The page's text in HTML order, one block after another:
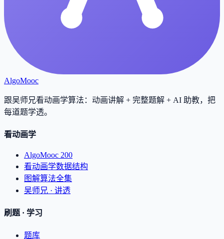
AlgoMooc
跟吴师兄看动画学算法：动画讲解 + 完整题解 + AI 助教，把
每道题学透。
看动画学
AlgoMooc 200
看动画学数据结构
图解算法全集
吴师兄 · 讲透
刷题 · 学习
题库